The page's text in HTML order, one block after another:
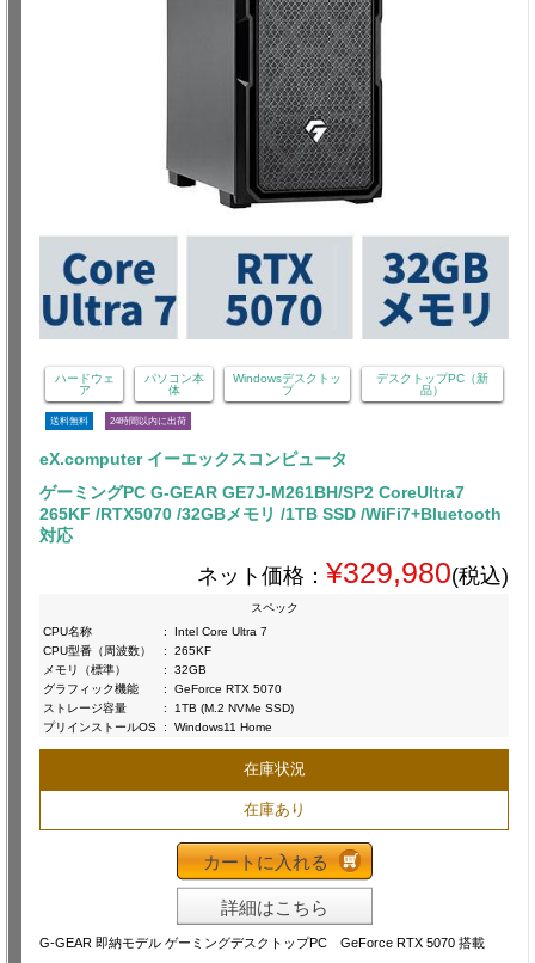
ハードウェ
ア
パソコン本
体
Windowsデスクトッ
プ
デスクトップPC（新
品）
送料無料 24時間以内に出荷
eX.computer イーエックスコンピュータ
ゲーミングPC G-GEAR GE7J-M261BH/SP2 CoreUltra7
265KF /RTX5070 /32GBメモリ /1TB SSD /WiFi7+Bluetooth
対応
ネット価格： ¥329,980(税込)
スペック
CPU名称
:
Intel Core Ultra 7
CPU型番（周波数）
:
265KF
メモリ（標準）
:
32GB
グラフィック機能
:
GeForce RTX 5070
ストレージ容量
:
1TB (M.2 NVMe SSD)
プリインストールOS : Windows11 Home
在庫状況
在庫あり
カートに入れる
詳細はこちら
G-GEAR 即納モデル ゲーミングデスクトップPC GeForce RTX 5070 搭載